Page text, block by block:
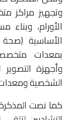
وتجهيز مراكز
الأورام، وبناء
الأساسية
بمعدات
وأجهزة
الشخصية ومعدات
كما نصت